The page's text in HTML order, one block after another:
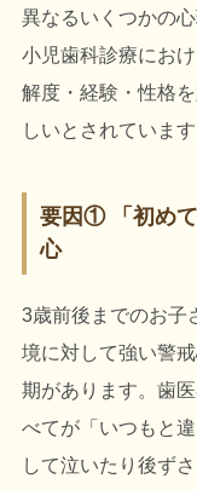
異なるいくつかの
小児歯科診療にお
解度・経験・性格
しいとされています
要因① 「初め
心
3歳前後までのお子
境に対して強い警
期があります。歯
べてが「いつもと
して泣いたり後ず